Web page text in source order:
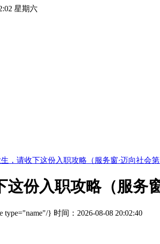
星期六
，请收下这份入职攻略（服务窗·迈向社会第
份入职攻略（服务
type="name"/} 时间：2026-08-08 20:02:40